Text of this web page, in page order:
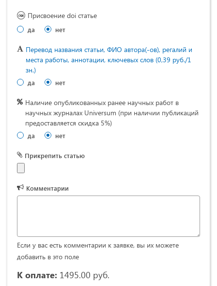
Присвоение doi статье
да нет
Перевод названия статьи, ФИО автора(-ов), регалий и
места работы, аннотации, ключевых слов (0,39 руб./1
зн.)
да нет
Наличие опубликованных ранее научных работ в
научных журналах Universum (при наличии публикаций
предоставляется скидка 5%)
да нет
Прикрепить статью
Комментарии
Если у вас есть комментарии к заявке, вы их можете
добавить в это поле
К оплате: 1495.00 руб.